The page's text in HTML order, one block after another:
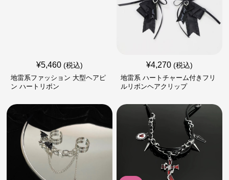
¥5,460 (税込)
地雷系ファッション 大型ヘアピ
ン ハートリボン
¥4,270 (税込)
地雷系 ハートチャーム付きフリ
ルリボンヘアクリップ